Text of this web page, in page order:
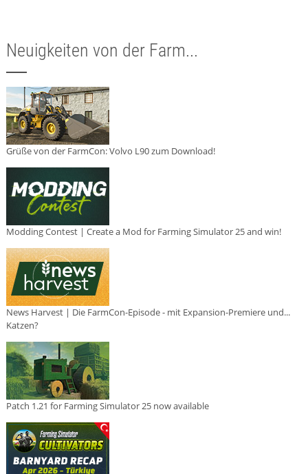
Neuigkeiten von der Farm...
Grüße von der FarmCon: Volvo L90 zum Download!
Modding Contest | Create a Mod for Farming Simulator 25 and win!
News Harvest | Die FarmCon-Episode - mit Expansion-Premiere und...
Katzen?
Patch 1.21 for Farming Simulator 25 now available